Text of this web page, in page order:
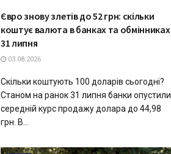
Євро знову злетів до 52 грн: скільки
коштує валюта в банках та обмінниках
31 липня
03.08.2026
Скільки коштують 100 доларів сьогодні?
Станом на ранок 31 липня банки опустили
середній курс продажу долара до 44,98
грн. В...